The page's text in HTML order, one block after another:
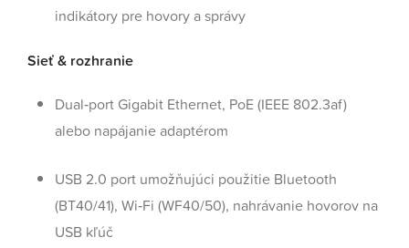
indikátory pre hovory a správy
Sieť & rozhranie
Dual‑port Gigabit Ethernet, PoE (IEEE 802.3af)
alebo napájanie adaptérom
USB 2.0 port umožňujúci použitie Bluetooth
(BT40/41), Wi‑Fi (WF40/50), nahrávanie hovorov na
USB kľúč